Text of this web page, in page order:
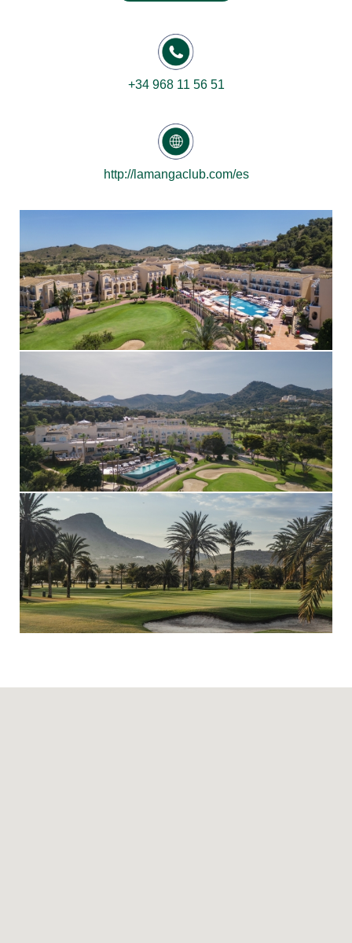
+34 968 11 56 51
http://lamangaclub.com/es